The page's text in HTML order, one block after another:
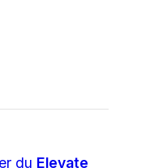
du Elevate